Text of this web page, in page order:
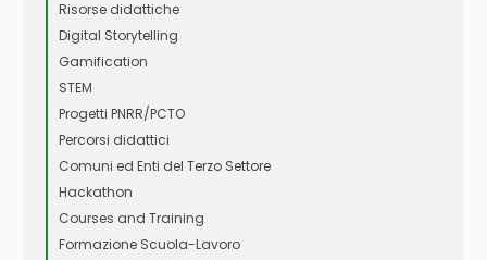
Risorse didattiche
Digital Storytelling
Gamification
STEM
Progetti PNRR/PCTO
Percorsi didattici
Comuni ed Enti del Terzo Settore
Hackathon
Courses and Training
Formazione Scuola-Lavoro